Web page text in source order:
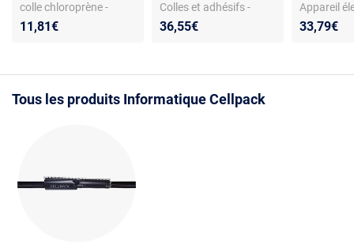
colle chloroprène -
résistant à l'eau -
11,81€
Colles et adhésifs -
support textile - argent
36,55€
Appareil
CellPack -
33,79€
Tous les produits Informatique Cellpack